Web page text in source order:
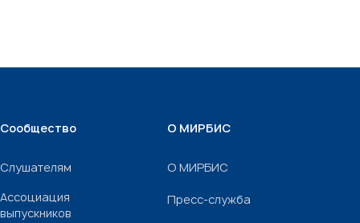
Сообщество
Слушателям
Ассоциация
выпускников
О МИРБИС
О МИРБИС
Пресс-служба